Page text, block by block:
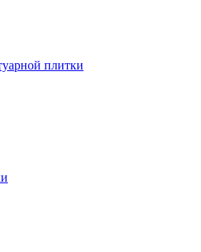
плитки